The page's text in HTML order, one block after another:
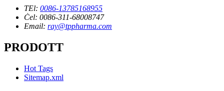
TEl: 0086-13785168955
Ċel: 0086-311-68008747
Email: ray@tppharma.com
PRODOTT
Hot Tags
Sitemap.xml